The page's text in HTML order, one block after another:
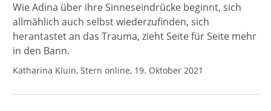
Wie Adina über ihre Sinneseindrücke beginnt, sich
allmählich auch selbst wiederzufinden, sich
herantastet an das Trauma, zieht Seite für Seite mehr
in den Bann.
Katharina Kluin, Stern online, 19. Oktober 2021